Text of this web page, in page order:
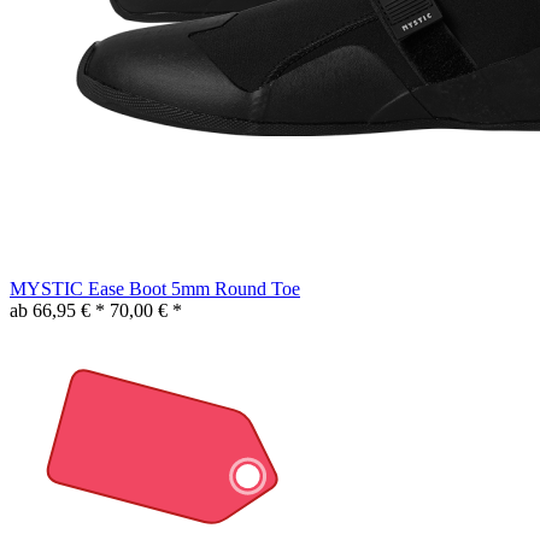
MYSTIC Ease Boot 5mm Round Toe
ab 66,95 € * 70,00 € *